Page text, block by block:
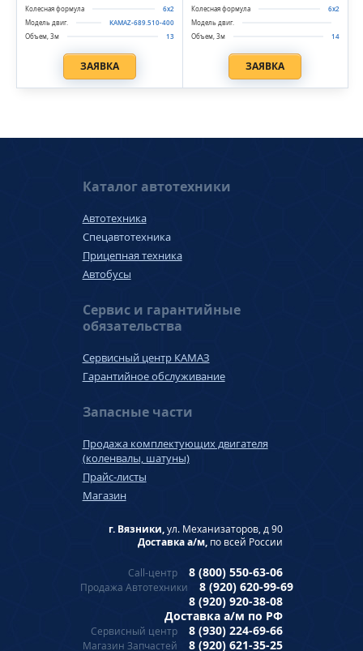
6х2
KAMAZ‑689.510‑400
13
ЗАЯВКА
6х2
14
ЗАЯВКА
Каталог автотехники
Автотехника
Спецавтотехника
Прицепная техника
Автобусы
Сервис и гарантийные
обязательства
Сервисный центр КАМАЗ
Гарантийное обслуживание
Запасные части
Продажа комплектующих двигателя
(коленвалы, шатуны)
Прайс-листы
Магазин
г. Вязники,ул. Механизаторов, д 90
Доставка а/м, по всей России
Call-центр 8 (800) 550-63-06
Продажа Автотехники
8 (920) 620-99-69
8 (920) 920-38-08
Доставка а/м по РФ
Сервисный центр 8 (930) 224-69-66
Магазин Запчастей 8 (920) 621-35-25